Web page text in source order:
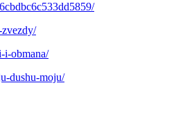
i-obmana/
dushu-moju/